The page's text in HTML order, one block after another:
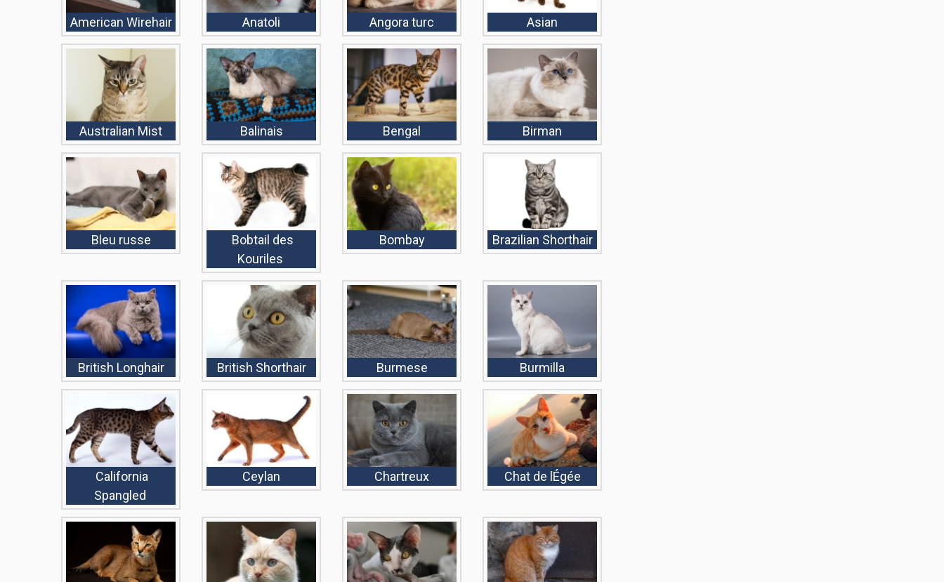
American Wirehair Anatoli Angora turc Asian
Australian Mist Balinais Bengal Birman
Bleu russe
Bobtail des
Kouriles
Bombay Brazilian Shorthair
British Longhair British Shorthair Burmese Burmilla
California
Spangled
Ceylan Chartreux Chat de lÉgée